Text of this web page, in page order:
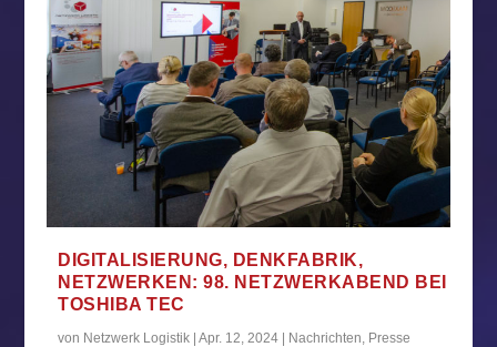
DIGITALISIERUNG, DENKFABRIK,
NETZWERKEN: 98. NETZWERKABEND BEI
TOSHIBA TEC
von Netzwerk Logistik |Apr. 12, 2024 | Nachrichten, Presse